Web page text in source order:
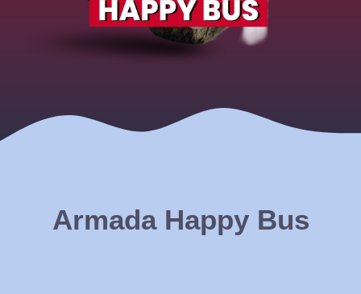
Armada Happy Bus